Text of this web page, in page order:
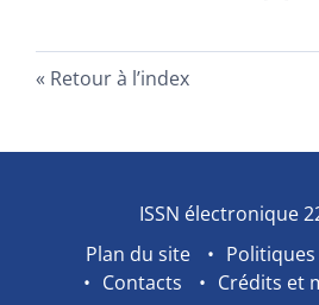
Retour à l’index
ISSN électronique
Plan du site
Contacts
Crédits et